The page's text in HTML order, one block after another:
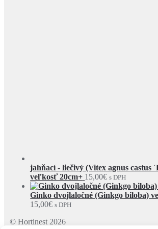
jahňací - liečivý (Vitex agnus castus
veľkosť 20cm+ 15,00€ s DPH
Ginko dvojlaločné (Ginkgo biloba)
15,00€ s DPH
© Hortinest 2026